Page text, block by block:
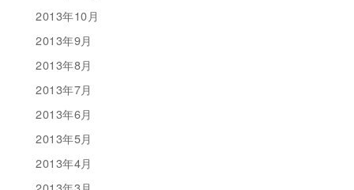
2013年10月
2013年9月
2013年8月
2013年7月
2013年6月
2013年5月
2013年4月